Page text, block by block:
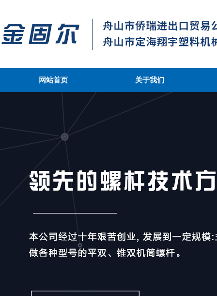
网站首页 关于我们